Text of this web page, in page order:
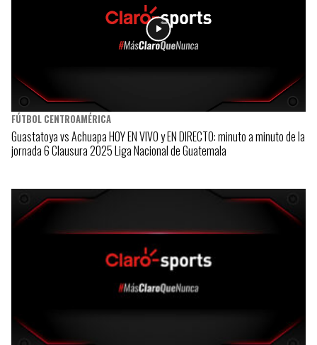
FÚTBOL CENTROAMÉRICA
Guastatoya vs Achuapa HOY EN VIVO y EN DIRECTO: minuto a minuto de la
jornada 6 Clausura 2025 Liga Nacional de Guatemala